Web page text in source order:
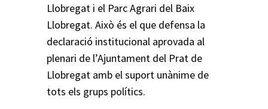
Llobregat i el Parc Agrari del Baix
Llobregat. Això és el que defensa la
declaració institucional aprovada al
plenari de l’Ajuntament del Prat de
Llobregat amb el suport unànime de
tots els grups polítics.